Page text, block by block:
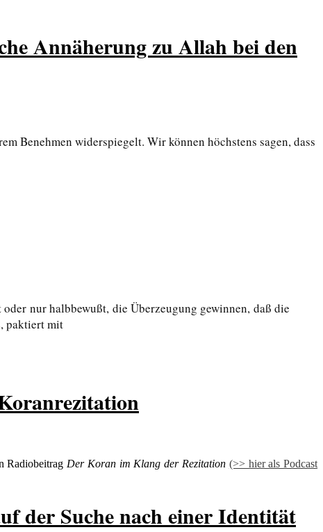
Annäherung zu Allah bei den
Benehmen widerspiegelt. Wir können höchstens sagen, dass
nur halbbewußt, die Überzeugung gewinnen, daß die
paktiert mit
Radiobeitrag Der Koran im Klang der Rezitation (>> hier als Podcast
der Suche nach einer Identität